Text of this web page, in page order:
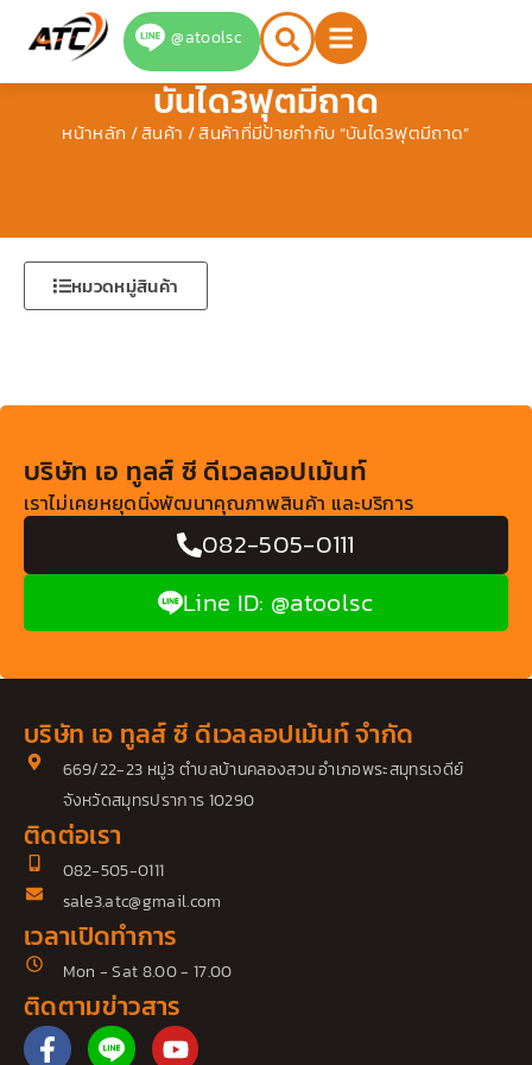
content
@atoolsc
บันได3ฟุตมีถาด
หน้าหลัก /สินค้า / สินค้าที่มีป้ายกำกับ “บันได3ฟุตมีถาด”
หมวดหมู่สินค้า
บริษัท เอ ทูลส์ ซี ดีเวลลอปเม้นท์
เราไม่เคยหยุดนิ่งพัฒนาคุณภาพสินค้า และบริการ
082-505-0111
Line ID: @atoolsc
บริษัท เอ ทูลส์ ซี ดีเวลลอปเม้นท์ จำกัด
669/22-23 หมู่3 ตำบลบ้านคลองสวน อำเภอพระสมุทรเจดีย์
จังหวัดสมุทรปราการ 10290
ติดต่อเรา
082-505-0111
sale3.atc@gmail.com
เวลาเปิดทำการ
Mon - Sat 8.00 - 17.00
ติดตามข่าวสาร
F Y